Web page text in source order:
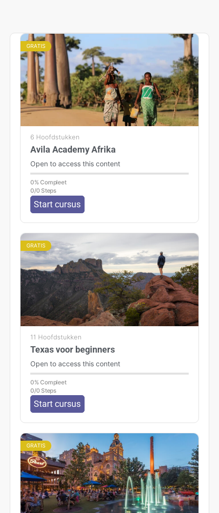
GRATIS
6 Hoofdstukken
Avila Academy Afrika
Open to access this content
0% Compleet
0/0 Steps
Start cursus
GRATIS
11 Hoofdstukken
Texas voor beginners
Open to access this content
0% Compleet
0/0 Steps
Start cursus
GRATIS